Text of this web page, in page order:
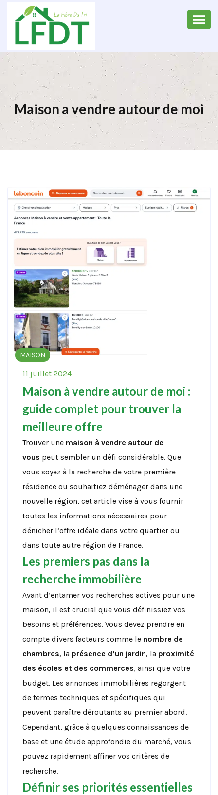
Maison a vendre autour de moi
MAISON
11 juillet 2024
Maison à vendre autour de moi :
guide complet pour trouver la
meilleure offre
Trouver une maison à vendre autour de
vous peut sembler un défi considérable. Que
vous soyez à la recherche de votre première
résidence ou souhaitiez déménager dans une
nouvelle région, cet article vise à vous fournir
toutes les informations nécessaires pour
dénicher l’offre idéale dans votre quartier ou
dans toute autre région de France.
Les premiers pas dans la
recherche immobilière
Avant d’entamer vos recherches actives pour une
maison, il est crucial que vous définissiez vos
besoins et préférences. Vous devez prendre en
compte divers facteurs comme le nombre de
chambres, la présence d’un jardin, la proximité
des écoles et des commerces, ainsi que votre
budget. Les annonces immobilières regorgent
de termes techniques et spécifiques qui
peuvent paraître déroutants au premier abord.
Cependant, grâce à quelques connaissances de
base et une étude approfondie du marché, vous
pouvez rapidement affiner vos critères de
recherche.
Définir ses priorités essentielles